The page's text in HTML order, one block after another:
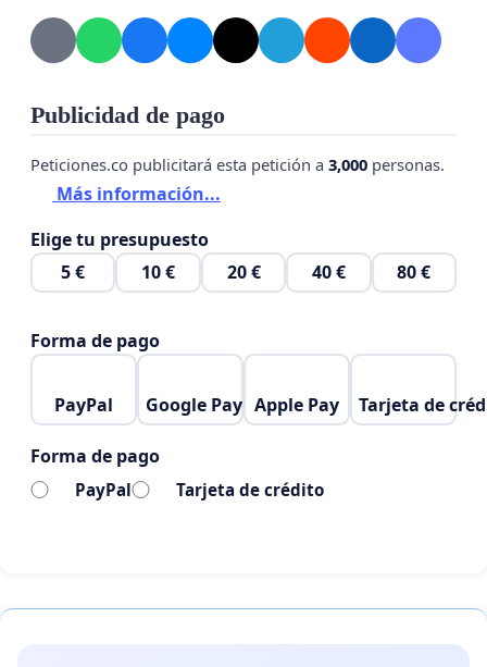
Publicidad de pago
Peticiones.co publicitará esta petición a 3,000 personas.
Más información...
Elige tu presupuesto
5 €
10 € 20 € 40 € 80 €
Forma de pago
PayPal Google Pay Apple Pay Tarjeta de
Forma de pago
PayPal Tarjeta de crédito